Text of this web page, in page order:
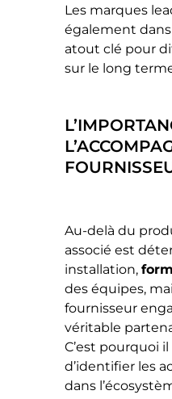
Les marques
également dans
atout clé pour
sur le long
Au-delà du
associé est
installation,
des équipes,
fournisseur
véritable
C’est pourquoi
d’identifier les
dans